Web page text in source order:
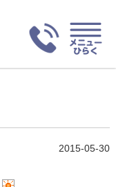
2015-05-30